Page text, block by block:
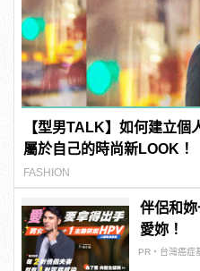
【型男TALK】如何建立個
屬於自己的時尚新LOOK！
FASHION
伴侶和
愛妳！
PR・台灣癌症